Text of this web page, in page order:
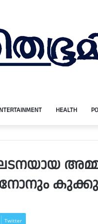
HEALTH
കുക്കു
Twitter